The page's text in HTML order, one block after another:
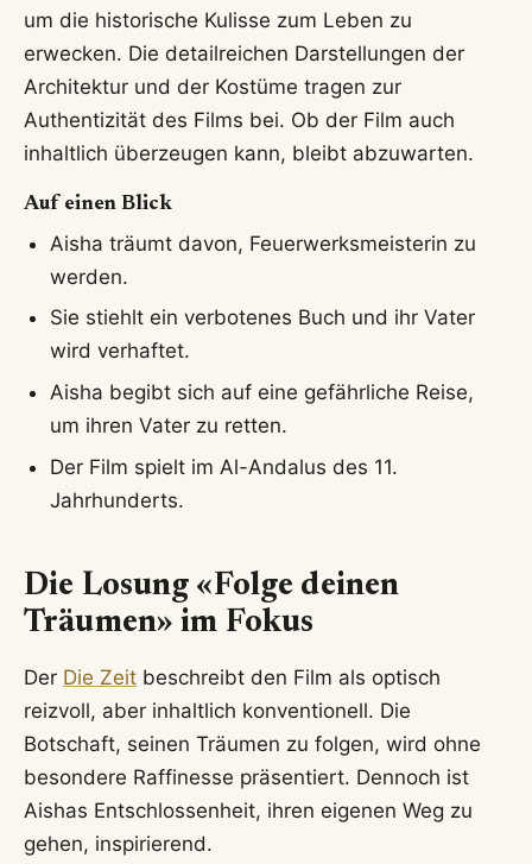
um die historische Kulisse zum Leben zu
erwecken. Die detailreichen Darstellungen der
Architektur und der Kostüme tragen zur
Authentizität des Films bei. Ob der Film auch
inhaltlich überzeugen kann, bleibt abzuwarten.
Auf einen Blick
Aisha träumt davon, Feuerwerksmeisterin zu
werden.
Sie stiehlt ein verbotenes Buch und ihr Vater
wird verhaftet.
Aisha begibt sich auf eine gefährliche Reise,
um ihren Vater zu retten.
Der Film spielt im Al-Andalus des 11.
Jahrhunderts.
Die Losung «Folge deinen
Träumen» im Fokus
Der Die Zeit beschreibt den Film als optisch
reizvoll, aber inhaltlich konventionell. Die
Botschaft, seinen Träumen zu folgen, wird ohne
besondere Raffinesse präsentiert. Dennoch ist
Aishas Entschlossenheit, ihren eigenen Weg zu
gehen, inspirierend.